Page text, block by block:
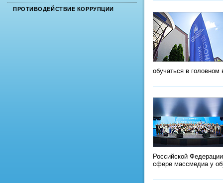
ПРОТИВОДЕЙСТВИЕ КОРРУПЦИИ
обучаться в
Российской
сфере массмедиа у